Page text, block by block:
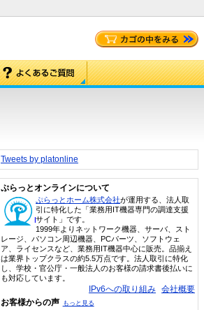
Tweets by platonline
ぷらっとオンラインについて
ぷらっとホーム株式会社が運用する、法人取
引に特化した「業務用IT機器専門の調達支援
サイト」です。
1999年よりネットワーク機器、サーバ、スト
レージ、パソコン周辺機器、PCパーツ、ソフトウェ
ア、ライセンスなど、業務用IT機器中心に販売。品揃え
は業界トップクラスの約5.5万点です。法人取引に特化
し、学校・官公庁・一般法人のお客様の請求書後払いに
も対応しています。
IPv6への取り組み 会社概要
お客様からの声 もっと見る